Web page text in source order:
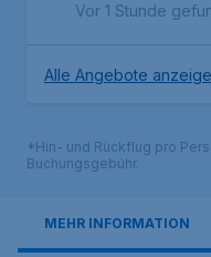
Vor 1 Stunde
Alle Angebote
*Hin- und Rückflug pro
Buchungsgebühr.
MEHR INFORMATION